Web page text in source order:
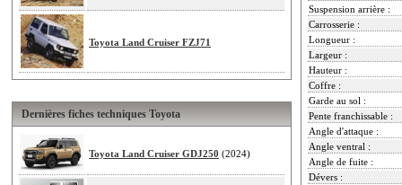
Toyota Land Cruiser FZJ71
Dernières fiches techniques Toyota
Toyota Land Cruiser GDJ250 (2024)
Suspension arrière :
Carrosserie :
Longueur :
Largeur :
Hauteur :
Coffre :
Garde au sol :
Pente franchissable :
Angle d'attaque :
Angle ventral :
Angle de fuite :
Dévers :